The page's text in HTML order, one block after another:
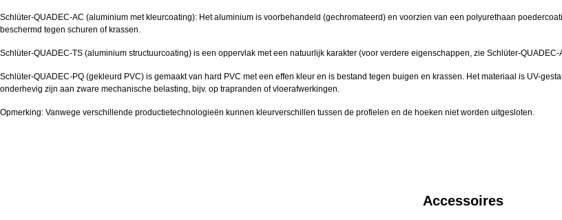
Schlüter-QUADEC-AC (aluminium met kleurcoating): Het aluminium is voorbehandeld (gechromateerd) en voorzien van een polyurethaan
beschermd tegen schuren of krassen.
Schlüter-QUADEC-TS (aluminium structuurcoating) is een oppervlak met een natuurlijk karakter (voor verdere eigenschappen, zie Schlüter-QUADEC-
Schlüter-QUADEC-PQ (gekleurd PVC) is gemaakt van hard PVC met een effen kleur en is bestand tegen buigen en krassen. Het materiaal is UV-
onderhevig zijn aan zware mechanische belasting, bijv. op trapranden of vloerafwerkingen.
Opmerking: Vanwege verschillende productietechnologieën kunnen kleurverschillen tussen de profielen en de hoeken niet worden uitgesloten.
Accessoires